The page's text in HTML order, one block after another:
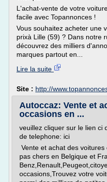
L'achat-vente de votre
facile avec Topannonces !
Vous souhaitez acheter une
prixà Lille (59) ? Dans notre
découvrez des milliers
marques partout en...
Lire la suite
Site : http://
Autoccaz: Vente et
occasions en ...
veuillez cliquer sur le lien ci
de telephone: ici
Vente et achat des
pas chers en Belgique et
occasions,Trouvez votre